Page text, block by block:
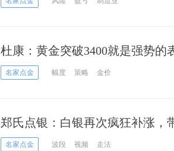
杜康：黄金突破3400就是强势的
名家点金 幅度 策略 金价
郑氏点银：白银再次疯狂补涨，
名家点金 波段 视频 走法